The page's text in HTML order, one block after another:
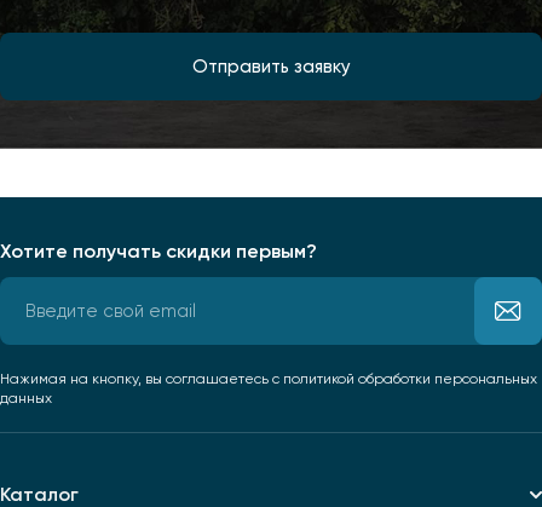
Отправить заявку
Каталог
Хотите получать скидки первым?
Нажимая на кнопку, вы соглашаетесь с политикой обработки персональных
данных